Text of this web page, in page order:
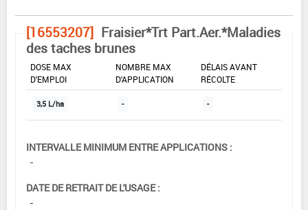
[16553207] Fraisier*Trt Part.Aer.*Maladies
des taches brunes
DOSE MAX
D'EMPLOI
NOMBRE MAX
D'APPLICATION
DÉLAIS AVANT
RÉCOLTE
3,5 L/ha - -
INTERVALLE MINIMUM ENTRE APPLICATIONS :
-
DATE DE RETRAIT DE L'USAGE :
-